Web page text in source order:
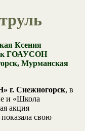
Ксения
ГОАУСОН
Мурманская
Снежногорск, в
и «Школа
акция
свою